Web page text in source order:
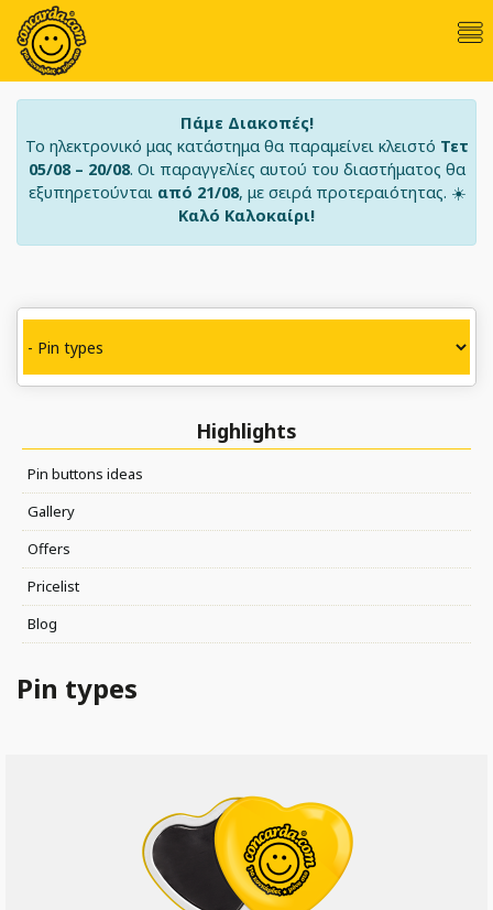
Πάμε Διακοπές!
Το ηλεκτρονικό μας κατάστημα θα παραμείνει κλειστό Τετ
05/08 – 20/08. Οι παραγγελίες αυτού του διαστήματος θα
εξυπηρετούνται από 21/08, με σειρά προτεραιότητας. ☀️
Καλό Καλοκαίρι!
Highlights
Pin buttons ideas
Gallery
Offers
Pricelist
Blog
Pin types